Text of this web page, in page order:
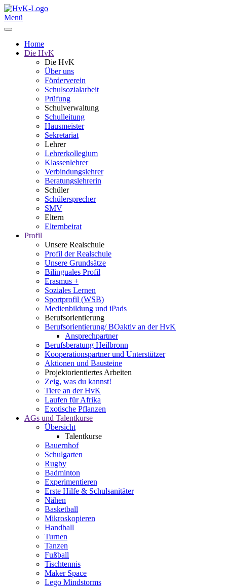
Menü
Home
Die HvK
Die HvK
Über uns
Förderverein
Schulsozialarbeit
Prüfung
Schulverwaltung
Schulleitung
Hausmeister
Sekretariat
Lehrer
Lehrerkollegium
Klassenlehrer
Verbindungslehrer
Beratungslehrerin
Schüler
Schülersprecher
SMV
Eltern
Elternbeirat
Profil
Unsere Realschule
Profil der Realschule
Unsere Grundsätze
Bilinguales Profil
Erasmus +
Soziales Lernen
Sportprofil (WSB)
Medienbildung und iPads
Berufsorientierung
Berufsorientierung/ BOaktiv an der HvK
Ansprechpartner
Berufsberatung Heilbronn
Kooperationspartner und Unterstützer
Aktionen und Bausteine
Projektorientiertes Arbeiten
Zeig, was du kannst!
Tiere an der HvK
Laufen für Afrika
Exotische Pflanzen
AGs und Talentkurse
Übersicht
Talentkurse
Bauernhof
Schulgarten
Rugby
Badminton
Experimentieren
Erste Hilfe & Schulsanitäter
Nähen
Basketball
Mikroskopieren
Handball
Turnen
Tanzen
Fußball
Tischtennis
Maker Space
Lego Mindstorms